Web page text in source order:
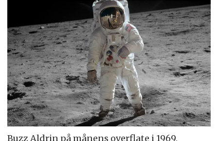
Buzz Aldrin på månens overflate i 1969,